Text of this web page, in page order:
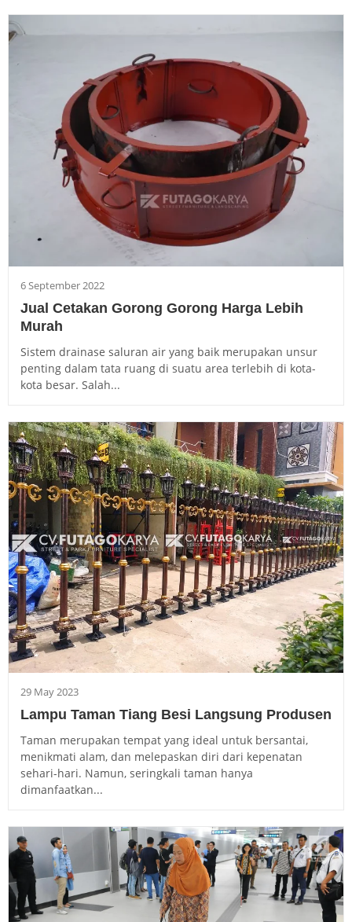
6 September 2022
Jual Cetakan Gorong Gorong Harga Lebih
Murah
Sistem drainase saluran air yang baik merupakan unsur
penting dalam tata ruang di suatu area terlebih di kota-
kota besar. Salah...
29 May 2023
Lampu Taman Tiang Besi Langsung Produsen
Taman merupakan tempat yang ideal untuk bersantai,
menikmati alam, dan melepaskan diri dari kepenatan
sehari-hari. Namun, seringkali taman hanya
dimanfaatkan...